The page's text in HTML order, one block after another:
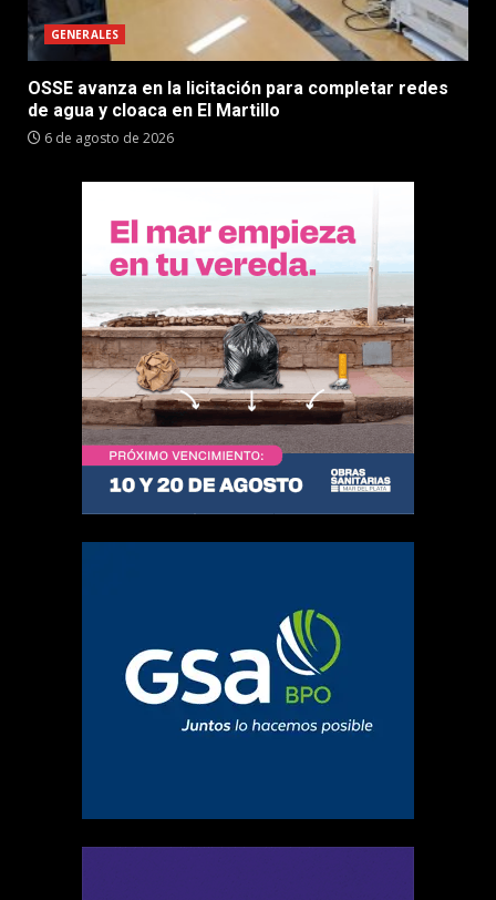
GENERALES
OSSE avanza en la licitación para completar redes
de agua y cloaca en El Martillo
6 de agosto de 2026